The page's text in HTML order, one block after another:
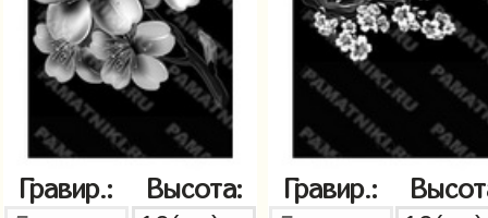
Гравир.: Высота: Гравир.: